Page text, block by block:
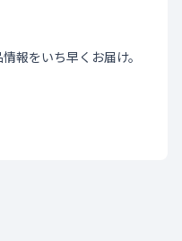
報をいち早くお届け。